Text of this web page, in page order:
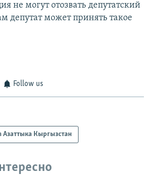
не могут отозвать депутатский
депутат может принять такое
Follow us
Азаттыка Кыргызстан